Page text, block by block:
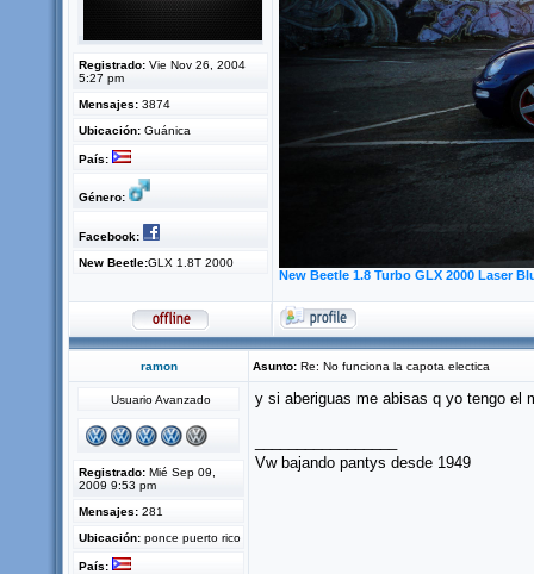
Registrado: Vie Nov 26, 2004
5:27 pm
Mensajes: 3874
Ubicación: Guánica
País:
Género:
Facebook:
New Beetle:GLX 1.8T 2000
New Beetle 1.8 Turbo GLX 2000 Laser
ramon Asunto: Re: No funciona la capota electica
Usuario Avanzado
Registrado: Mié Sep 09,
2009 9:53 pm
Mensajes: 281
Ubicación: ponce puerto rico
País:
y si aberiguas me abisas q yo tengo el
Vw bajando pantys desde 1949